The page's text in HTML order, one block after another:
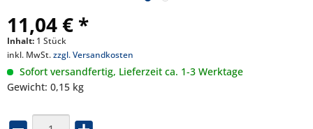
11,04 € *
Inhalt: 1 Stück
inkl. MwSt.zzgl. Versandkosten
Sofort versandfertig, Lieferzeit ca. 1-3 Werktage
Gewicht: 0,15 kg